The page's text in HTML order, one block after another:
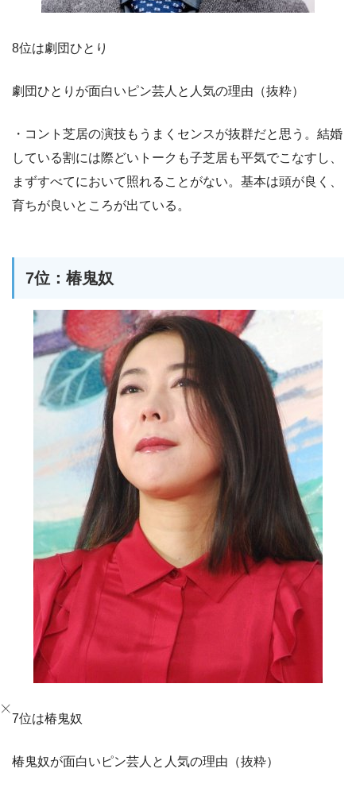
8位は劇団ひとり
劇団ひとりが面白いピン芸人と人気の理由（抜粋）
・コント芝居の演技もうまくセンスが抜群だと思う。結婚
している割には際どいトークも子芝居も平気でこなすし、
まずすべてにおいて照れることがない。基本は頭が良く、
育ちが良いところが出ている。
7位：椿鬼奴
7位は椿鬼奴
椿鬼奴が面白いピン芸人と人気の理由（抜粋）